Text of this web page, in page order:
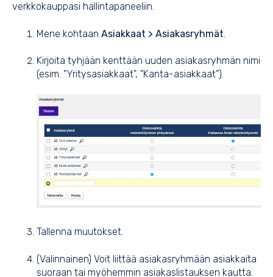
verkkokauppasi hallintapaneeliin.
Mene kohtaan Asiakkaat > Asiakasryhmät
Kirjoita tyhjään kenttään uuden asiakasryhmän nimi
(esim. "Yritysasiakkaat", "Kanta-asiakkaat").
Tallenna muutokset.
(Valinnainen) Voit liittää asiakasryhmään asiakkaita
suoraan tai myöhemmin asiakaslistauksen kautta.